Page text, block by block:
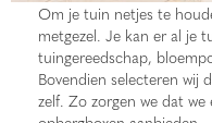
Om je tuin netjes te
metgezel. Je kan er al je
tuingereedschap,
Bovendien selecteren wij
zelf. Zo zorgen we dat